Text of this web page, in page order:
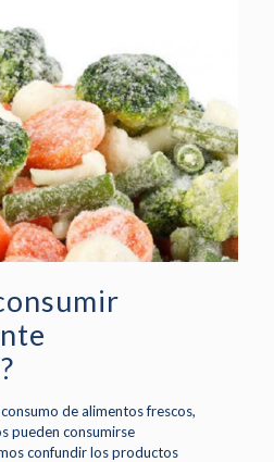
de alimentos frescos,
pueden consumirse
confundir los productos